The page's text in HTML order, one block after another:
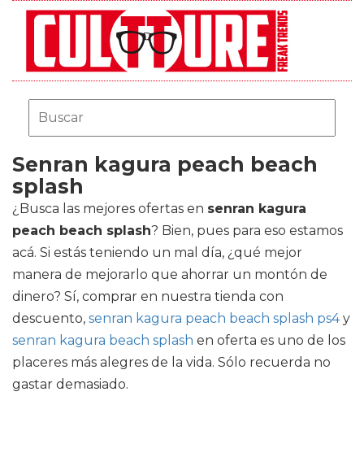
Senran kagura peach beach
splash
¿Busca las mejores ofertas en senran kagura
peach beach splash? Bien, pues para eso estamos
acá. Si estás teniendo un mal día, ¿qué mejor
manera de mejorarlo que ahorrar un montón de
dinero? Sí, comprar en nuestra tienda con
descuento, senran kagura peach beach splash ps4y
senran kagura beach splash en oferta es uno de los
placeres más alegres de la vida. Sólo recuerda no
gastar demasiado.